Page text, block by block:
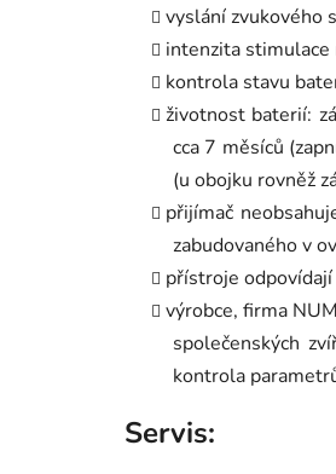
vyslání zvukového
intenzita stimulace
kontrola stavu
životnost baterií:
cca 7 měsíců
(u obojku rovněž
přijímač
zabudovaného v
přístroje odpovídají
výrobce, firma
společenských
kontrola
Servis: